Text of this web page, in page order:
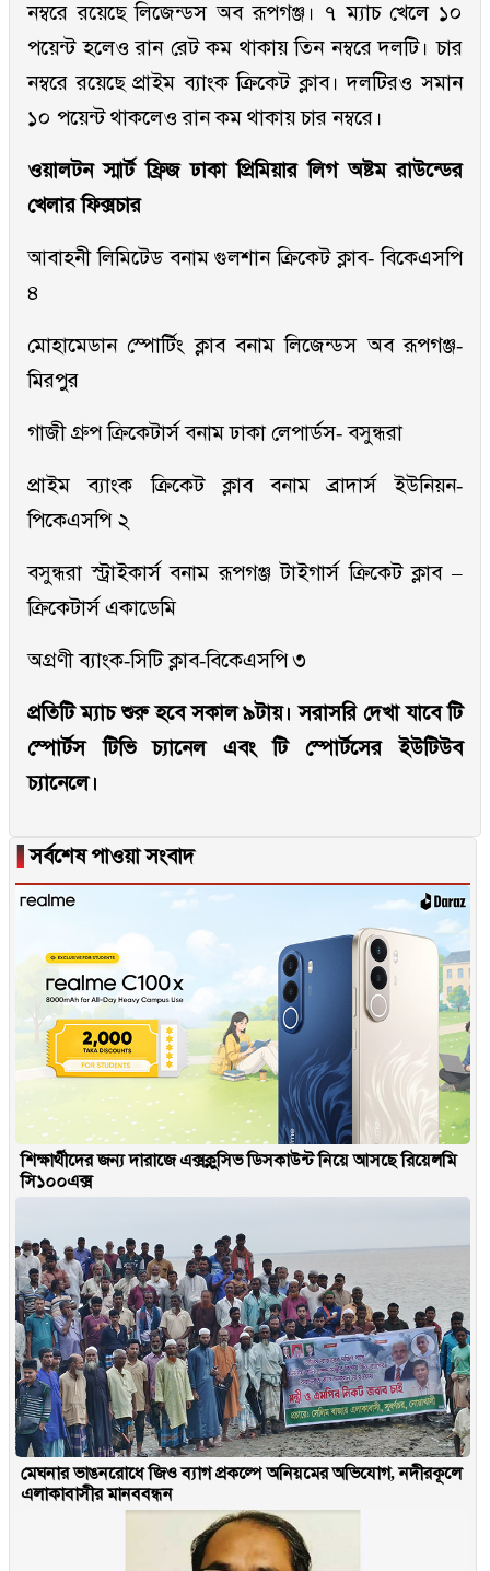
নম্বরে রয়েছে লিজেন্ডস অব রূপগঞ্জ। ৭ ম্যাচ খেলে ১০
পয়েন্ট হলেও রান রেট কম থাকায় তিন নম্বরে দলটি। চার
নম্বরে রয়েছে প্রাইম ব্যাংক ক্রিকেট ক্লাব। দলটিরও সমান
১০ পয়েন্ট থাকলেও রান কম থাকায় চার নম্বরে।
ওয়ালটন স্মার্ট ফ্রিজ ঢাকা প্রিমিয়ার লিগ অষ্টম রাউন্ডের
খেলার ফিক্সচার
আবাহনী লিমিটেড বনাম গুলশান ক্রিকেট ক্লাব- বিকেএসপি
৪
মোহামেডান স্পোর্টিং ক্লাব বনাম লিজেন্ডস অব রূপগঞ্জ-
মিরপুর
গাজী গ্রুপ ক্রিকেটার্স বনাম ঢাকা লেপার্ডস- বসুন্ধরা
প্রাইম ব্যাংক ক্রিকেট ক্লাব বনাম ব্রাদার্স ইউনিয়ন-
পিকেএসপি ২
বসুন্ধরা স্ট্রাইকার্স বনাম রূপগঞ্জ টাইগার্স ক্রিকেট ক্লাব –
ক্রিকেটার্স একাডেমি
অগ্রণী ব্যাংক-সিটি ক্লাব-বিকেএসপি ৩
প্রতিটি ম্যাচ শুরু হবে সকাল ৯টায়। সরাসরি দেখা যাবে টি
স্পোর্টস টিভি চ্যানেল এবং টি স্পোর্টসের ইউটিউব
চ্যানেলে।
▐সর্বশেষ পাওয়া সংবাদ
শিক্ষার্থীদের জন্য দারাজে এক্সক্লুসিভ ডিসকাউন্ট নিয়ে আসছে রিয়েলমি
সি১০০এক্স
মেঘনার ভাঙনরোধে জিও ব্যাগ প্রকল্পে অনিয়মের অভিযোগ, নদীরকূলে
এলাকাবাসীর মানববন্ধন